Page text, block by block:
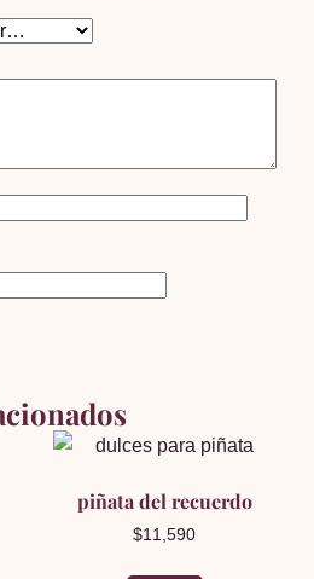
piñata del recuerdo
$11,590